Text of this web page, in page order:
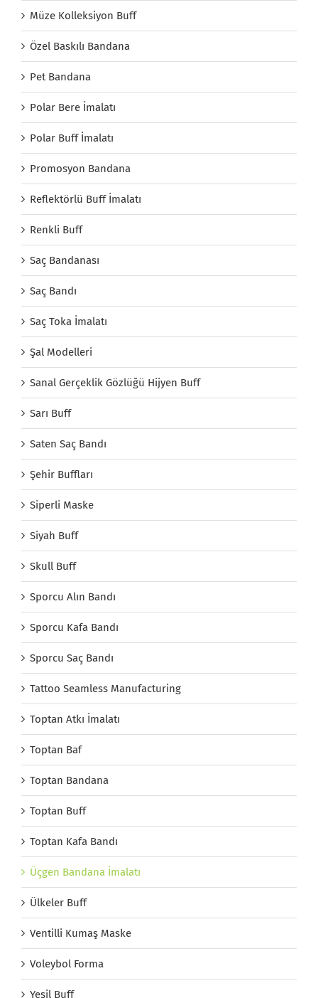
Müze Kolleksiyon Buff
Özel Baskılı Bandana
Pet Bandana
Polar Bere İmalatı
Polar Buff İmalatı
Promosyon Bandana
Reflektörlü Buff İmalatı
Renkli Buff
Saç Bandanası
Saç Bandı
Saç Toka İmalatı
Şal Modelleri
Sanal Gerçeklik Gözlüğü Hijyen Buff
Sarı Buff
Saten Saç Bandı
Şehir Buffları
Siperli Maske
Siyah Buff
Skull Buff
Sporcu Alın Bandı
Sporcu Kafa Bandı
Sporcu Saç Bandı
Tattoo Seamless Manufacturing
Toptan Atkı İmalatı
Toptan Baf
Toptan Bandana
Toptan Buff
Toptan Kafa Bandı
Üçgen Bandana İmalatı
Ülkeler Buff
Ventilli Kumaş Maske
Voleybol Forma
Yeşil Buff